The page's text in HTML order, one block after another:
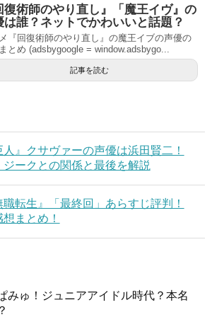
復術師のやり直し』「魔王イヴ』の
は誰？ネットでかわいいと話題？
『回復術師のやり直し』の魔王イブの声優の
とめ (adsbygoogle = window.adsbygo...
記事を読む
人』クサヴァーの声優は浜田賢二！
ジークとの関係と最後を解説
転生』「最終回」あらすじ評判！
まとめ！
みゅ！ジュニアアイドル時代？本名